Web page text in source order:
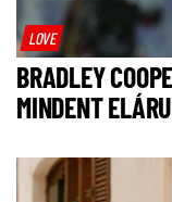
LOVE
BRADLEY
MINDENT